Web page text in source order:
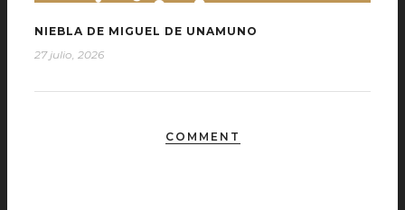
NIEBLA DE MIGUEL DE UNAMUNO
27 julio, 2026
COMMENT